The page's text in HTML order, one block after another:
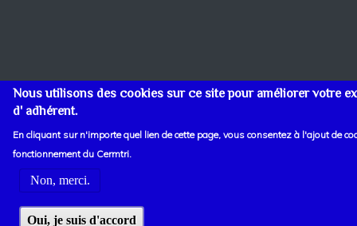
Nous utilisons des cookies sur ce site pour améliorer votre
d' adhérent.
En cliquant sur n'importe quel lien de cette page, vous consentez à l'ajout de
fonctionnement du Cermtri.
Non, merci.
Oui, je suis d'accord